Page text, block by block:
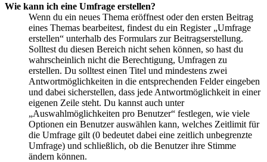
Wie kann ich eine Umfrage erstellen?
Wenn du ein neues Thema eröffnest oder den ersten Beitrag
eines Themas bearbeitest, findest du ein Register „Umfrage
erstellen“ unterhalb des Formulars zur Beitragserstellung.
Solltest du diesen Bereich nicht sehen können, so hast du
wahrscheinlich nicht die Berechtigung, Umfragen zu
erstellen. Du solltest einen Titel und mindestens zwei
Antwortmöglichkeiten in die entsprechenden Felder eingeben
und dabei sicherstellen, dass jede Antwortmöglichkeit in einer
eigenen Zeile steht. Du kannst auch unter
„Auswahlmöglichkeiten pro Benutzer“ festlegen, wie viele
Optionen ein Benutzer auswählen kann, welches Zeitlimit für
die Umfrage gilt (0 bedeutet dabei eine zeitlich unbegrenzte
Umfrage) und schließlich, ob die Benutzer ihre Stimme
ändern können.